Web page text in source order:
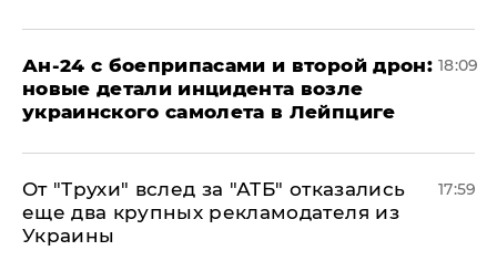
Ан-24 с боеприпасами и второй дрон:
новые детали инцидента возле
украинского самолета в Лейпциге
18:09
От "Трухи" вслед за "АТБ" отказались
еще два крупных рекламодателя из
Украины
17:59